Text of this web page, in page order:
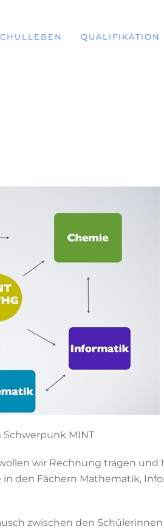
QUALIFIKATION
MINT
wir Rechnung tragen und
den Fächern Mathematik,
zwischen den